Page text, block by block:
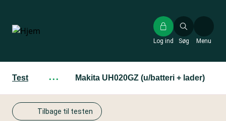
hovedindhold
Søg
Log ind Menu
Test ··· Makita UH020GZ (u/batteri + lader)
Tilbage til testen